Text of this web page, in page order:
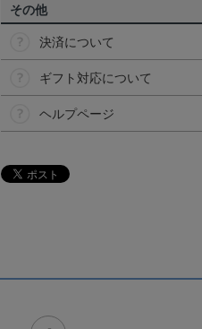
その他
決済について
ギフト対応について
ヘルプページ